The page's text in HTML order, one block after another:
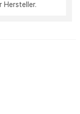
Hersteller.